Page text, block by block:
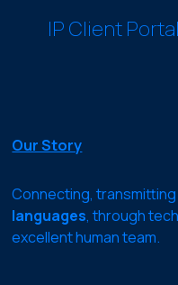
IP Client Portal
Our Story
Connecting,
languages, through
excellent human team.